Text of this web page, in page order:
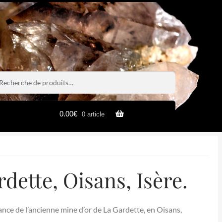
0.00€ 0 article
Oisans, Isère.
de l’ancienne mine d’or de La Gardette, en Oisans,